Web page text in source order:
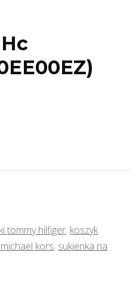
tommy hilfiger, koszyk
kors, sukienka na